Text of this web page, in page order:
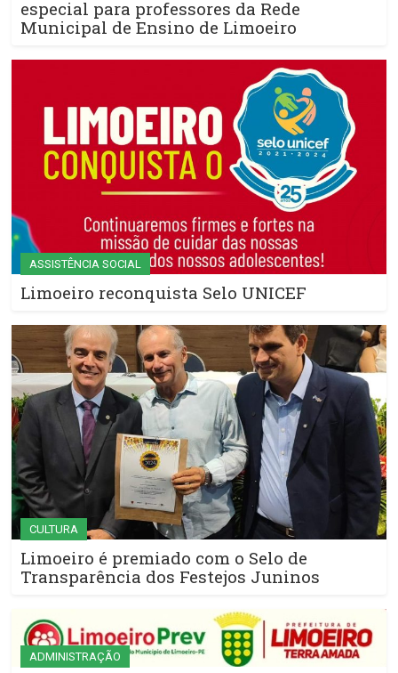
especial para professores da Rede
Municipal de Ensino de Limoeiro
ASSISTÊNCIA SOCIAL
Limoeiro reconquista Selo UNICEF
CULTURA
Limoeiro é premiado com o Selo de
Transparência dos Festejos Juninos
ADMINISTRAÇÃO